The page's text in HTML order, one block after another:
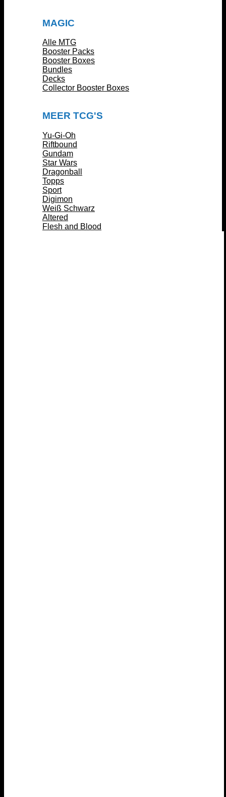
MAGIC
Alle MTG
Booster Packs
Booster Boxes
Bundles
Decks
Collector Booster Boxes
MEER TCG'S
Yu-Gi-Oh
Riftbound
Gundam
Star Wars
Dragonball
Topps
Sport
Digimon
Weiß Schwarz
Altered
Flesh and Blood